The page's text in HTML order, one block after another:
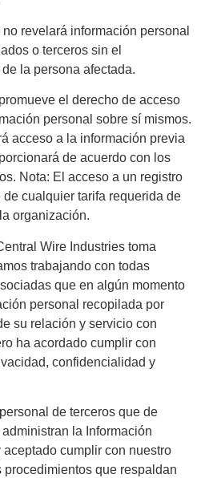
revelará información personal
o terceros sin el
la persona afectada.
el derecho de acceso
personal sobre sí mismos.
acceso a la información previa
de acuerdo con los
Nota: El acceso a un registro
cualquier tarifa requerida de
organización.
Wire Industries toma
trabajando con todas
que en algún momento
personal recopilada por
su relación y servicio con
ha acordado cumplir con
confidencialidad y
de terceros que de
la Información
cumplir con nuestro
que respaldan